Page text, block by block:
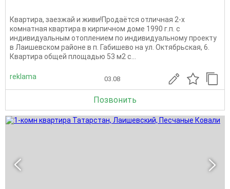
Квартира, заезжай и живи!Продаётся отличная 2-х
комнатная квартира в кирпичном доме 1990 г.п. с
индивидуальным отоплением по индивидуальному проекту
в Лаишевском районе в п. Габишево на ул. Октябрьская, 6.
Квартира общей площадью 53 м2 с...
reklama 03.08
Позвонить